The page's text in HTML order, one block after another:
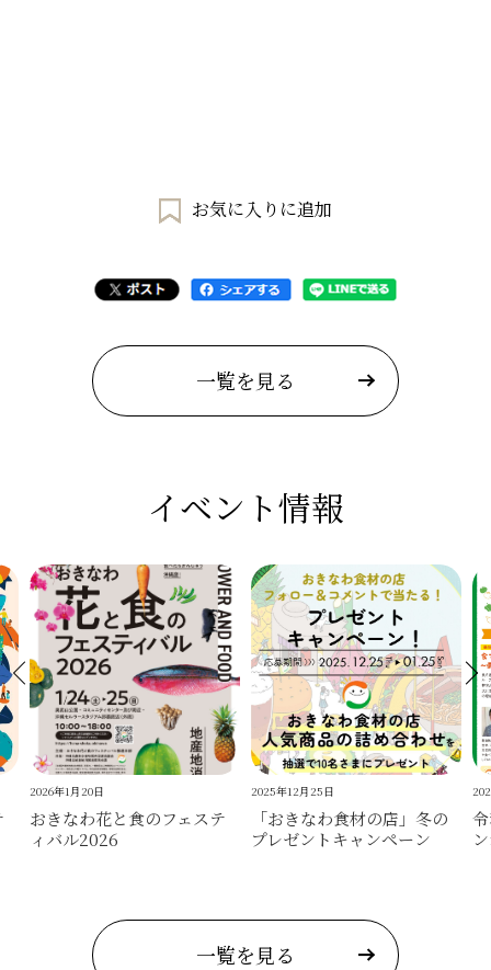
お気に入りに追加
一覧を見る
イベント情報
2026年1月20日
おきなわ花と食のフェステ
ィバル2026
2025年12月25日
「おきなわ食材の店」冬の
プレゼントキャンペーン
一覧を見る